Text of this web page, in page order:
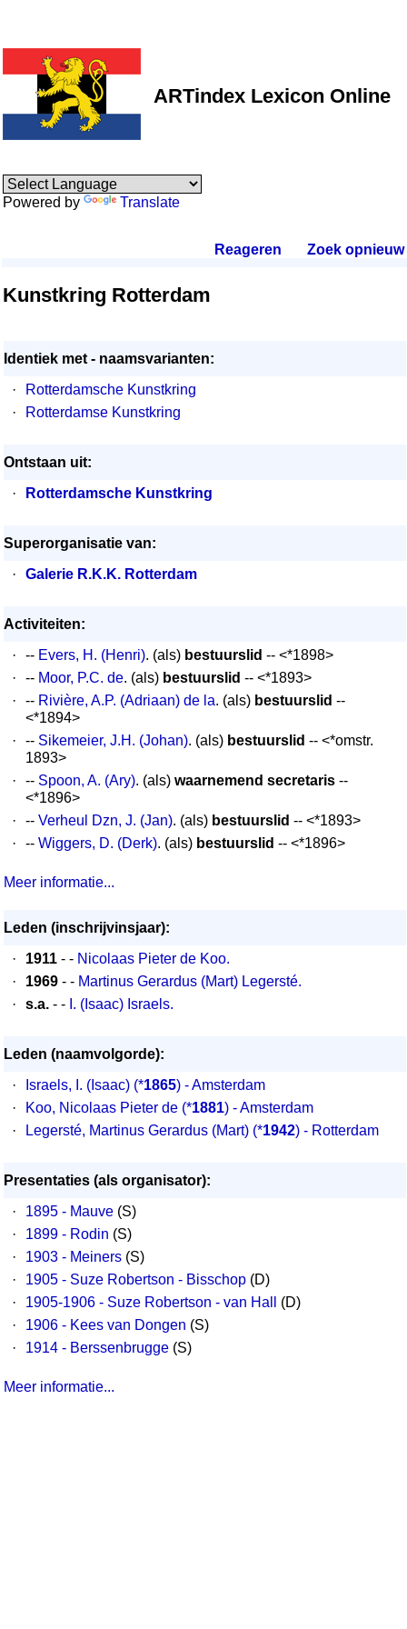
ARTindex Lexicon Online
Powered by Translate
Reageren Zoek opnieuw.
Kunstkring Rotterdam
Identiek met - naamsvarianten:
·
Rotterdamsche Kunstkring
·
Rotterdamse Kunstkring
Ontstaan uit:
·
Rotterdamsche Kunstkring
Superorganisatie van:
·
Galerie R.K.K. Rotterdam
Activiteiten:
·
-- Evers, H. (Henri). (als) bestuurslid -- <*1898>
·
-- Moor, P.C. de. (als) bestuurslid -- <*1893>
·
-- Rivière, A.P. (Adriaan) de la. (als) bestuurslid --
<*1894>
·
-- Sikemeier, J.H. (Johan). (als) bestuurslid -- <*omstr.
1893>
·
-- Spoon, A. (Ary). (als) waarnemend secretaris --
<*1896>
·
-- Verheul Dzn, J. (Jan). (als) bestuurslid -- <*1893>
·
-- Wiggers, D. (Derk). (als) bestuurslid -- <*1896>
Meer informatie...
Leden (inschrijvinsjaar):
·
1911 - - Nicolaas Pieter de Koo.
·
1969 - - Martinus Gerardus (Mart) Legersté.
·
s.a. - - I. (Isaac) Israels.
Leden (naamvolgorde):
·
Israels, I. (Isaac) (*1865) - Amsterdam
·
Koo, Nicolaas Pieter de (*1881) - Amsterdam
·
Legersté, Martinus Gerardus (Mart) (*1942) - Rotterdam
Presentaties (als organisator):
·
1895 - Mauve (S)
·
1899 - Rodin (S)
·
1903 - Meiners (S)
·
1905 - Suze Robertson - Bisschop (D)
·
1905-1906 - Suze Robertson - van Hall
(D)
·
1906 - Kees van Dongen (S)
·
1914 - Berssenbrugge (S)
Meer informatie...